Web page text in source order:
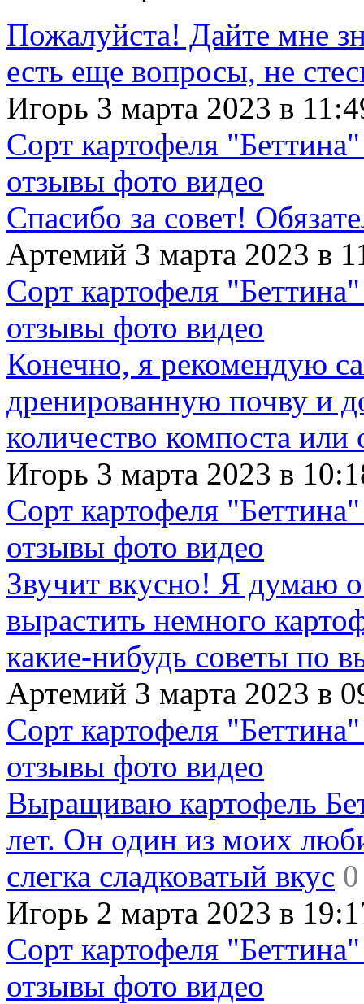
Пожалуйста! Дайте мне
есть еще вопросы, не
Игорь 3 марта 2023 в
Сорт картофеля
отзывы фото видео
Спасибо за совет!
Артемий 3 марта 2023 в
Сорт картофеля
отзывы фото видео
Конечно, я рекомендую
дренированную почву и
количество компоста
Игорь 3 марта 2023 в
Сорт картофеля
отзывы фото видео
Звучит вкусно! Я думаю
вырастить немного
какие-нибудь советы по
Артемий 3 марта 2023 в
Сорт картофеля
отзывы фото видео
Выращиваю картофель
лет. Он один из моих
слегка сладковатый вкус 0
Игорь 2 марта 2023 в
Сорт картофеля
отзывы фото видео